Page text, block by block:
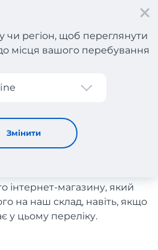
чи регіон, щоб переглянути
місця вашого перебування
Змінити
Білизна
інтернет-магазину, який
на наш склад, навіть, якщо
у цьому переліку.